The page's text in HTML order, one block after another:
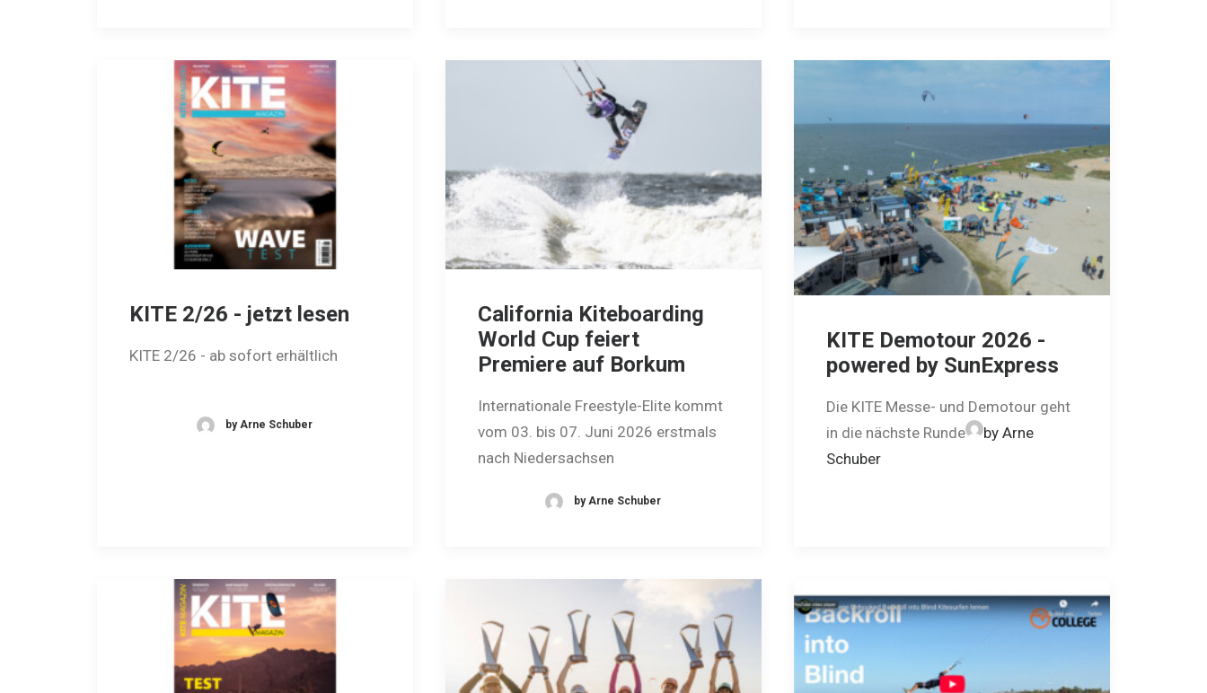
KITE 2/26 - jetzt lesen
KITE 2/26 - ab sofort erhältlich
by Arne Schuber
California Kiteboarding
World Cup feiert
Premiere auf Borkum
Internationale Freestyle-Elite kommt
vom 03. bis 07. Juni 2026 erstmals
nach Niedersachsen
by Arne Schuber
KITE Demotour 2026 -
powered by SunExpress
Die KITE Messe- und Demotour geht
in die nächste Runde
by Arne
Schuber